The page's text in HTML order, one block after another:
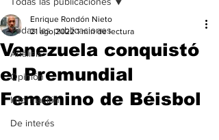
Todas las publicaciones
Análisis
Opinión
Información
De interés
Venezuela conquistó
el Premundial
Femenino de Béisbol
Enrique Rondón Nieto
21 ago 2022 1 min de lectura